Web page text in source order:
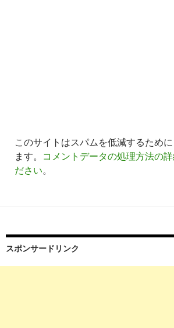
このサイトはスパムを低減するため
ます。
コメントデータの処理方法の
ださい。
スポンサードリンク